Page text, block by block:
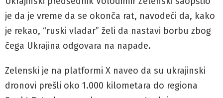
je da je vreme da se okonča rat, navodeći da, kako
je rekao, “ruski vladar” želi da nastavi borbu zbog
čega Ukrajina odgovara na napade.
Zelenski je na platformi X naveo da su ukrajinski
dronovi prešli oko 1.000 kilometara do regiona